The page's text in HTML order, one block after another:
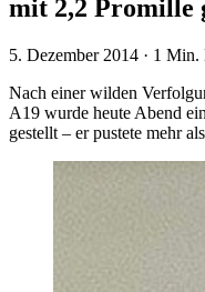
mit 2,2 Promille
5. Dezember 2014 · 1 Min.
Nach einer wilden
A19 wurde heute Abend
gestellt – er pustete mehr